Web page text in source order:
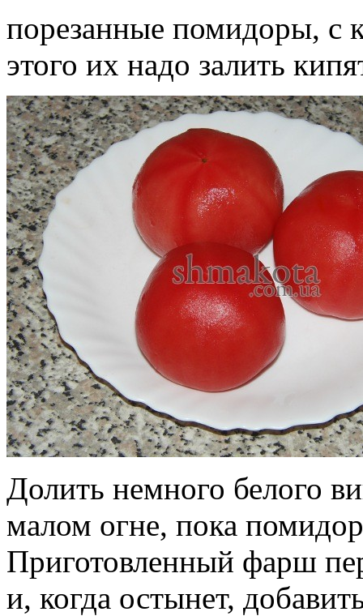
порезанные помидоры, с
этого их надо залить
Долить немного белого
малом огне, пока
Приготовленный фарш
и, когда остынет,